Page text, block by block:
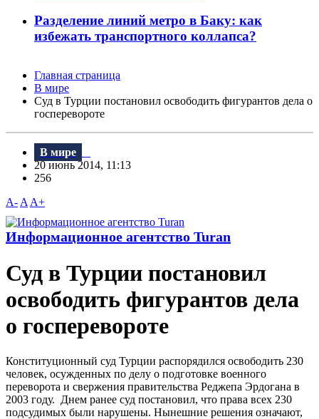
Разделение линий метро в Баку: как
избежать транспортного коллапса?
Главная страница
В мире
Суд в Турции постановил освободить фигурантов дела о
госперевороте
В мире
20 июнь 2014, 11:13
256
A- A A+
Информационное агентство Turan
Суд в Турции постановил
освободить фигурантов дела
о госперевороте
Конституционный суд Турции распорядился освободить 230
человек, осужденных по делу о подготовке военного
переворота и свержения правительства Реджепа Эрдогана в
2003 году. Днем ранее суд постановил, что права всех 230
подсудимых были нарушены. Нынешние решения означают,